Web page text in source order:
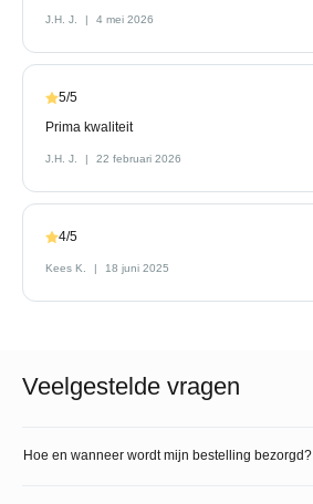
J.H. J. 4 mei 2026
5/5
Prima kwaliteit
J.H. J. 22 februari 2026
4/5
Kees K. 18 juni 2025
Veelgestelde vragen
Hoe en wanneer wordt mijn bestelling bezorgd?